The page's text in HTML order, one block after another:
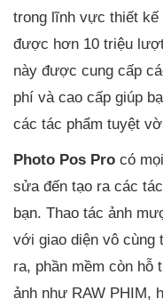
trong lĩnh vực thiết kế
được hơn 10 triệu
này được cung cấp
phí và cao cấp giúp
các tác phẩm tuyệt
Photo Pos Pro có
sửa đến tạo ra các
bạn. Thao tác ảnh
với giao diện vô cùng
ra, phần mềm còn hỗ
ảnh như RAW PHIM,